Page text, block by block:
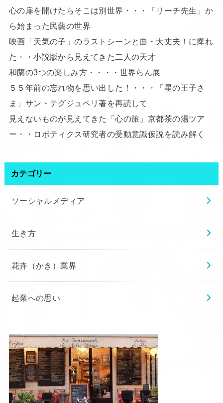
心の扉を開けたらそこは別世界・・・「リーチ先生」か
ら始まった民藝の世界
映画「天気の子」のラストシーンと曲・大丈夫！に痺れ
た・・小説版から見えてきた二人の天才
和蘭の3つの楽しみ方・・・・世界らん展
５５年前の忘れ物を思い出した！・・・「星の王子さ
ま」サン・テグジュペリ著を再読して
見えないものが見えてきた「心の旅」京都茶の湯ツア
ー・・ロボティクス研究者の受動意識仮説を読み解く
カテゴリー
ソーシャルメディア
生き方
花卉（かき）業界
起業への思い